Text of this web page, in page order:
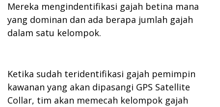
Mereka mengindentifikasi gajah betina mana
yang dominan dan ada berapa jumlah gajah
dalam satu kelompok.
Ketika sudah teridentifikasi gajah pemimpin
kawanan yang akan dipasangi GPS Satellite
Collar, tim akan memecah kelompok gajah